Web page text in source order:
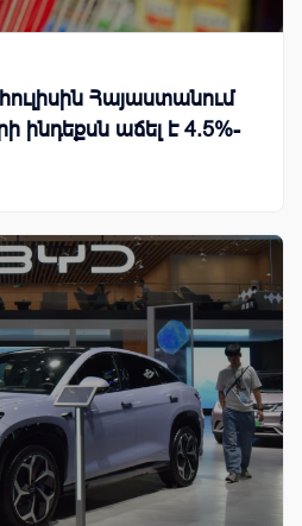
Հայաստանում
ինդեքսն աճել է 4.5%-